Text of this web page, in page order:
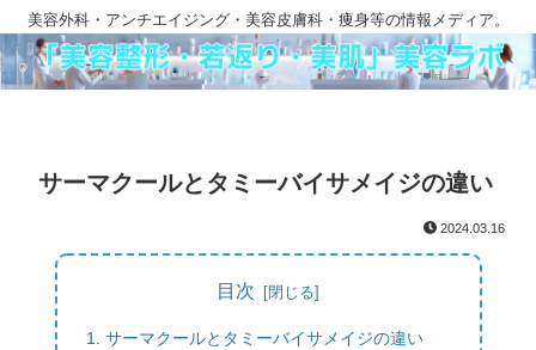
美容外科・アンチエイジング・美容皮膚科・痩身等の情報メディア。
サーマクールとタミーバイサメイジの違い
2024.03.16
目次
サーマクールとタミーバイサメイジの違い